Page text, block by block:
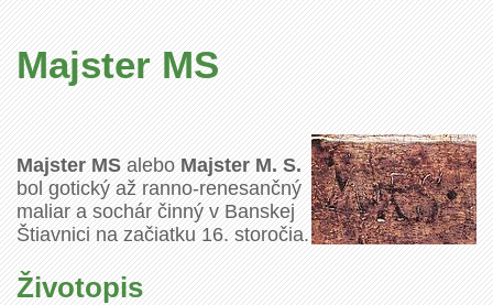
Majster MS
Majster MSaleboMajster M. S.
bol gotický až ranno-renesančný
maliar a sochár činný v Banskej
Štiavnici na začiatku 16. storočia.
Životopis